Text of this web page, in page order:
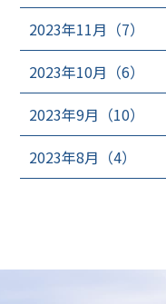
2023年11月（7）
2023年10月（6）
2023年9月（10）
2023年8月（4）